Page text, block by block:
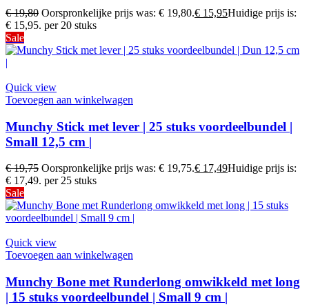
€19,80 Oorspronkelijke prijs was: € 19,80.€ 15,95Huidige prijs is:
€ 15,95. per 20 stuks
Sale
Quick view
Toevoegen aan winkelwagen
Munchy Stick met lever | 25 stuks voordeelbundel |
Small 12,5 cm |
€19,75 Oorspronkelijke prijs was: € 19,75.€ 17,49Huidige prijs is:
€ 17,49. per 25 stuks
Sale
Quick view
Toevoegen aan winkelwagen
Munchy Bone met Runderlong omwikkeld met long
| 15 stuks voordeelbundel | Small 9 cm |